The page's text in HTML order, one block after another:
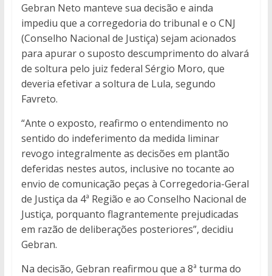
Gebran Neto manteve sua decisão e ainda
impediu que a corregedoria do tribunal e o CNJ
(Conselho Nacional de Justiça) sejam acionados
para apurar o suposto descumprimento do alvará
de soltura pelo juiz federal Sérgio Moro, que
deveria efetivar a soltura de Lula, segundo
Favreto.
“Ante o exposto, reafirmo o entendimento no
sentido do indeferimento da medida liminar
revogo integralmente as decisões em plantão
deferidas nestes autos, inclusive no tocante ao
envio de comunicação peças à Corregedoria-Geral
de Justiça da 4ª Região e ao Conselho Nacional de
Justiça, porquanto flagrantemente prejudicadas
em razão de deliberações posteriores”, decidiu
Gebran.
Na decisão, Gebran reafirmou que a 8ª turma do